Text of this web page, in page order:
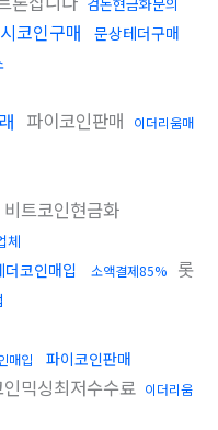
코인구매 문상테더구매
파이코인판매
이더리움매
비트코인현금화
체
더코인매입 소액결제85%
롯
매입 파이코인판매
믹싱최저수수료 이더리움